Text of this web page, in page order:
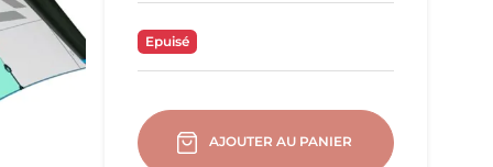
Epuisé
AJOUTER AU PANIER